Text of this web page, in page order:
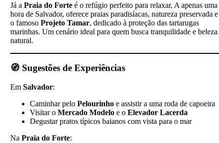
Já a Praia do Forteé o refúgio perfeito para relaxar. A apenas uma
hora de Salvador, oferece praias paradisíacas, natureza preservada e
o famoso Projeto Tamar, dedicado à proteção das tartarugas
marinhas. Um cenário ideal para quem busca tranquilidade e beleza
natural.
🧭 Sugestões de Experiências
Em Salvador:
Caminhar pelo Pelourinhoe assistir a uma roda de capoeira
Visitar o Mercado Modeloe o Elevador Lacerda
Degustar pratos típicos baianos com vista para o mar
Na Praia do Forte: